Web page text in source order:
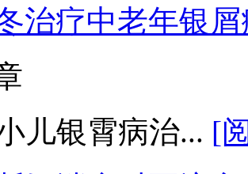
治疗中老年银
儿银霄病治... [